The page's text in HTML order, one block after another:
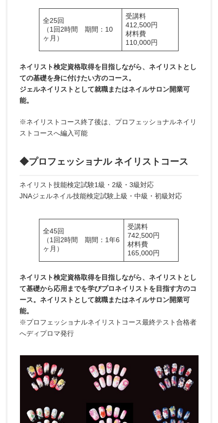
全25回
（1回2時間 期間：10
ヶ月）
受講料
412,500円
材料費
110,000円
ネイリスト検定資格取得を目指しながら、ネイリストとし
ての基礎を身に付けたい方のコース。
ジェルネイリストとして就職またはネイルサロン開業可
能。
※ネイリストコース終了後は、プロフェッショナルネイリ
ストコースへ編入可能
◆プロフェッショナル ネイリストコース
ネイリスト技能検定試験1級・2級・3級対応
JNAジェルネイル技能検定試験上級・中級・初級対応
全45回
（1回2時間 期間：1年6
ヶ月）
受講料
742,500円
材料費
165,000円
ネイリスト検定資格取得を目指しながら、ネイリストとし
て基礎から応用までを学びプロネイリストを目指す方のコ
ース。ネイリストとして就職またはネイルサロン開業可
能。
※プロフェッショナルネイリストコース最終テスト合格者
へディプロマ発行